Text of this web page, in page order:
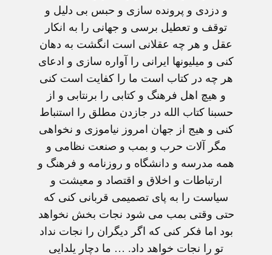
و دزدی و پرونده سازی و حبس بی دلیل و
توقف و تعطیل برسی و جهانی را به انکار
عقل و هر چه عقلانی است انگشت به دهان
کنی و میلیونها ایرانی را آواره سازی و ادعای
هر چه در کتاب است ما را کفایت است کنی
و هیچ اهل فرهنگ و کتابی را برنتابی و از
حسبنا کتاب الله در جازدن مطلق را استنباط
کنی و هیج از جهان امروز نیاموزی و نخواهی
مگر آلات حرب و بمب و صنعت نظامی و
همه مدرسه و دانشگاه و روزنامه و فرهنگ و
ارتباطات و اخلاق و اقتصاد و معیشت و
سیاست را به پای تصمیمی قربانی کنی که
حتی وقتی بمب می شود نجات بخش نخواهد
بود اما فکر کنی که اگر دیگران را نجات نداد
تو را نجات خواهد داد. … ما دچار یلدایی